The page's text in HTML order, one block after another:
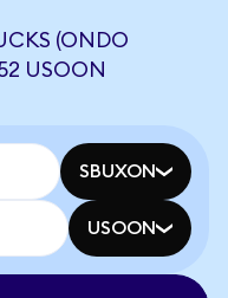
(ONDO
USOON
SBUXON
USOON